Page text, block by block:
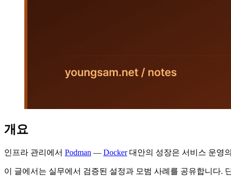
개요
인프라 관리에서 Podman — Docker대안의 성장은 서비스 운영
이 글에서는 실무에서 검증된 설정과 모범 사례를 공유합니다.